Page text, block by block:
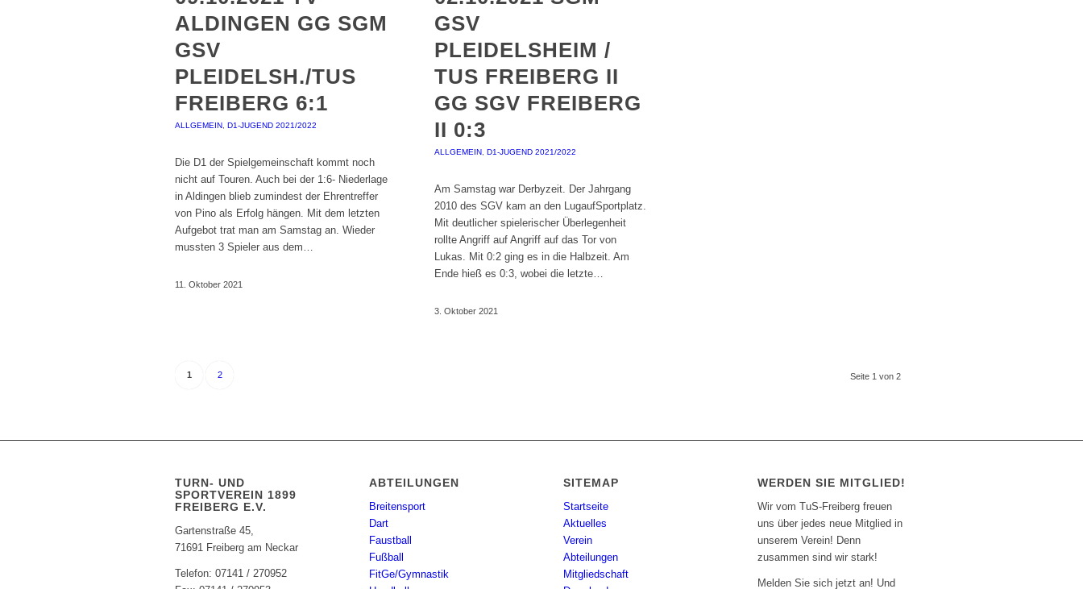
ALDINGEN GG SGM
GSV
PLEIDELSH./TUS
FREIBERG 6:1
ALLGEMEIN D1-JUGEND 2021/2022
Die D1 der Spielgemeinschaft kommt noch
nicht auf Touren. Auch bei der 1:6- Niederlage
in Aldingen blieb zumindest der Ehrentreffer
von Pino als Erfolg hängen. Mit dem letzten
Aufgebot trat man am Samstag an. Wieder
mussten 3 Spieler aus dem…
11. Oktober 2021
GSV
PLEIDELSHEIM /
TUS FREIBERG II
GG SGV FREIBERG
II 0:3
ALLGEMEIN, D1-JUGEND 2021/2022
Am Samstag war Derbyzeit. Der Jahrgang
2010 des SGV kam an den LugaufSportplatz.
Mit deutlicher spielerischer Überlegenheit
rollte Angriff auf Angriff auf das Tor von
Lukas. Mit 0:2 ging es in die Halbzeit. Am
Ende hieß es 0:3, wobei die letzte…
3. Oktober 2021
Seite 1 von 2
1 2
TURN- UND
SPORTVEREIN 1899
FREIBERG E.V.
Gartenstraße 45,
71691 Freiberg am Neckar
Telefon: 07141 / 270952
ABTEILUNGEN
Breitensport
Dart
Faustball
Fußball
FitGe/Gymnastik
SITEMAP
Startseite
Aktuelles
Verein
Abteilungen
Mitgliedschaft
WERDEN SIE MITGLIED!
Wir vom TuS-Freiberg freuen
uns über jedes neue Mitglied in
unserem Verein! Denn
zusammen sind wir stark!
Melden Sie sich jetzt an! Und